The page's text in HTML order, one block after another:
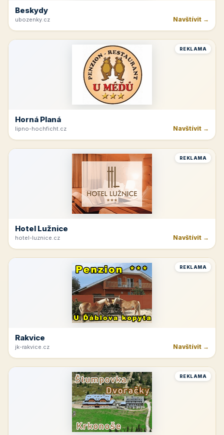
Beskydy
ubozenky.cz Navštívit →
REKLAMA
Horná Planá
lipno-hochficht.cz Navštívit →
REKLAMA
Hotel Lužnice
hotel-luznice.cz Navštívit →
REKLAMA
Rakvice
jk-rakvice.cz Navštívit →
REKLAMA